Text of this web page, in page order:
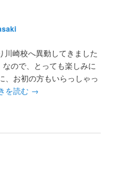
川崎校へ異動してきました
ので、とっても楽しみに
お初の方もいらっしゃっ
を読む →